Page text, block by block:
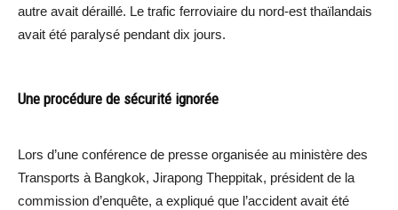
autre avait déraillé. Le trafic ferroviaire du nord-est thaïlandais
avait été paralysé pendant dix jours.
Une procédure de sécurité ignorée
Lors d’une conférence de presse organisée au ministère des
Transports à Bangkok, Jirapong Theppitak, président de la
commission d’enquête, a expliqué que l’accident avait été